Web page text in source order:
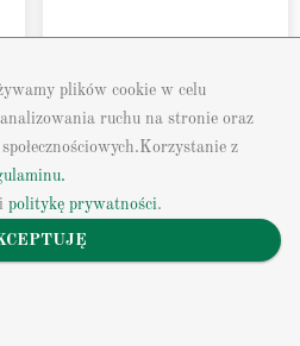
459,00 zł
plików cookie w celu
ruchu na stronie oraz
z
i politykę prywatności.